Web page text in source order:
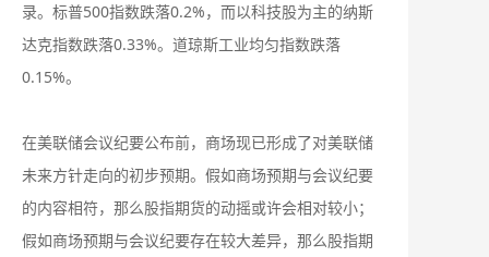
录。标普500指数跌落0.2%，而以科技股为主的纳斯
达克指数跌落0.33%。道琼斯工业均匀指数跌落
0.15%。
在美联储会议纪要公布前，商场现已形成了对美联储
未来方针走向的初步预期。假如商场预期与会议纪要
的内容相符，那么股指期货的动摇或许会相对较小；
假如商场预期与会议纪要存在较大差异，那么股指期